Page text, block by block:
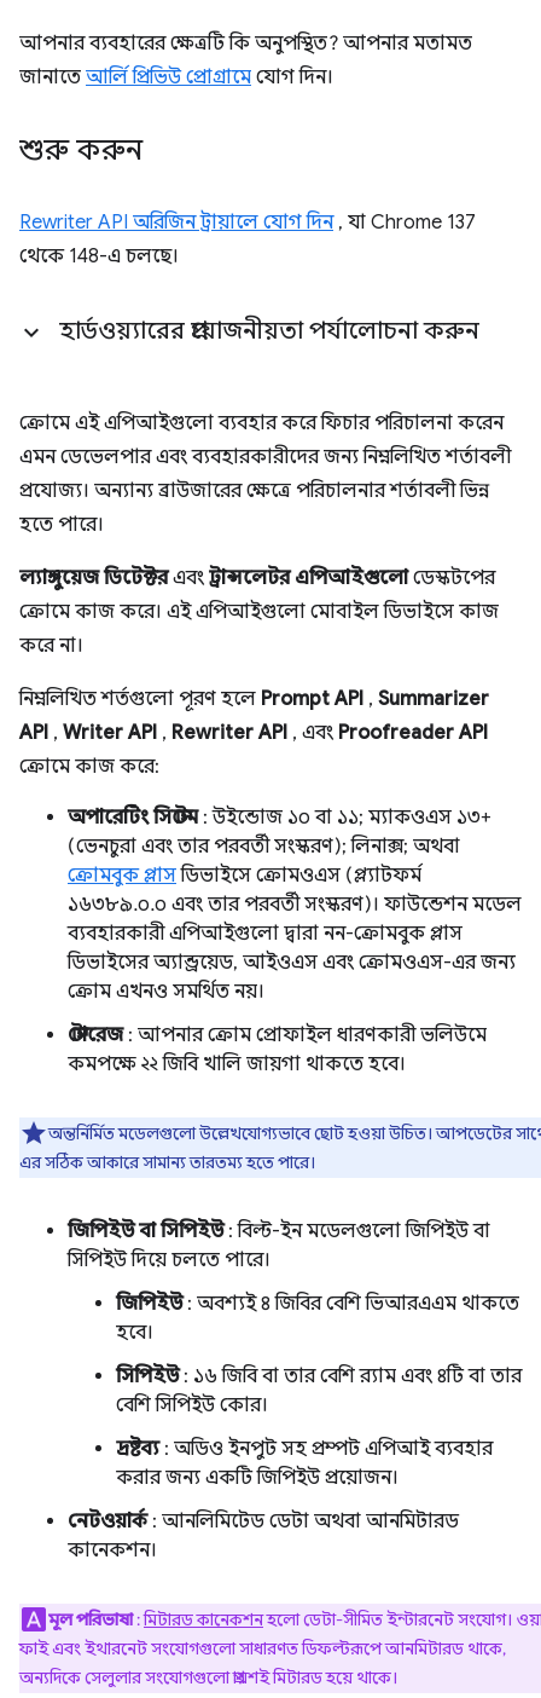
আপনার ব্যবহারের ক্ষেত্রটি কি অনুপস্থিত? আপনার মতামত
জানাতে আর্লি প্রিভিউ প্রোগ্রামে যোগ দিন।
শুরু করুন
Rewriter API অরিজিন ট্রায়ালে যোগ দিন, যা Chrome 137
থেকে 148-এ চলছে।
হার্ডওয়্যারের প্রয়োজনীয়তা পর্যালোচনা করুন
ক্রোমে এই এপিআইগুলো ব্যবহার করে ফিচার পরিচালনা করেন
এমন ডেভেলপার এবং ব্যবহারকারীদের জন্য নিম্নলিখিত শর্তাবলী
প্রযোজ্য। অন্যান্য ব্রাউজারের ক্ষেত্রে পরিচালনার শর্তাবলী ভিন্ন
হতে পারে।
ল্যাঙ্গুয়েজ ডিটেক্টরএবং ট্রান্সলেটর এপিআইগুলোডেস্কটপের
ক্রোমে কাজ করে। এই এপিআইগুলো মোবাইল ডিভাইসে কাজ
করে না।
নিম্নলিখিত শর্তগুলো পূরণ হলে Prompt API , Summarizer
API , Writer API , Rewriter API , এবং Proofreader API
ক্রোমে কাজ করে:
অপারেটিং সিস্টেম: উইন্ডোজ ১০ বা ১১; ম্যাকওএস ১৩+
(ভেনচুরা এবং তার পরবর্তী সংস্করণ); লিনাক্স; অথবা
ক্রোমবুক প্লাসডিভাইসে ক্রোমওএস (প্ল্যাটফর্ম
১৬৩৮৯.০.০ এবং তার পরবর্তী সংস্করণ)। ফাউন্ডেশন মডেল
ব্যবহারকারী এপিআইগুলো দ্বারা নন-ক্রোমবুক প্লাস
ডিভাইসের অ্যান্ড্রয়েড, আইওএস এবং ক্রোমওএস-এর জন্য
ক্রোম এখনও সমর্থিত নয়।
স্টোরেজ: আপনার ক্রোম প্রোফাইল ধারণকারী ভলিউমে
কমপক্ষে ২২ জিবি খালি জায়গা থাকতে হবে।
অন্তর্নির্মিত মডেলগুলো উল্লেখযোগ্যভাবে ছোট হওয়া উচিত। আপডেটের
এর সঠিক আকারে সামান্য তারতম্য হতে পারে।
জিপিইউ বা সিপিইউ: বিল্ট-ইন মডেলগুলো জিপিইউ বা
সিপিইউ দিয়ে চলতে পারে।
জিপিইউ: অবশ্যই ৪ জিবির বেশি ভিআরএএম থাকতে
হবে।
সিপিইউ: ১৬ জিবি বা তার বেশি র‍্যাম এবং ৪টি বা তার
বেশি সিপিইউ কোর।
দ্রষ্টব্য: অডিও ইনপুট সহ প্রম্পট এপিআই ব্যবহার
করার জন্য একটি জিপিইউ প্রয়োজন।
নেটওয়ার্ক: আনলিমিটেড ডেটা অথবা আনমিটারড
কানেকশন।
মূল পরিভাষা:মিটারড কানেকশনহলো ডেটা-সীমিত ইন্টারনেট সংযোগ।
ফাই এবং ইথারনেট সংযোগগুলো সাধারণত ডিফল্টরূপে আনমিটারড থাকে,
অন্যদিকে সেলুলার সংযোগগুলো প্রায়শই মিটারড হয়ে থাকে।